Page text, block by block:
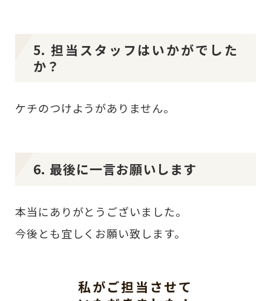
5. 担当スタッフはいかがでした
か？
ケチのつけようがありません。
6. 最後に一言お願いします
本当にありがとうございました。
今後とも宜しくお願い致します。
私がご担当させて